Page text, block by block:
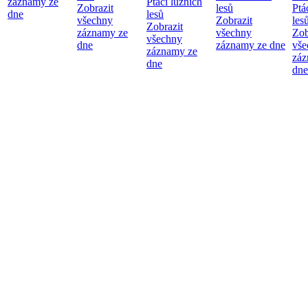
dne
Zobrazit
všechny
záznamy ze
dne
lesů
Zobrazit
všechny
záznamy ze
dne
lesů
Zobrazit
všechny
záznamy ze dne
dne